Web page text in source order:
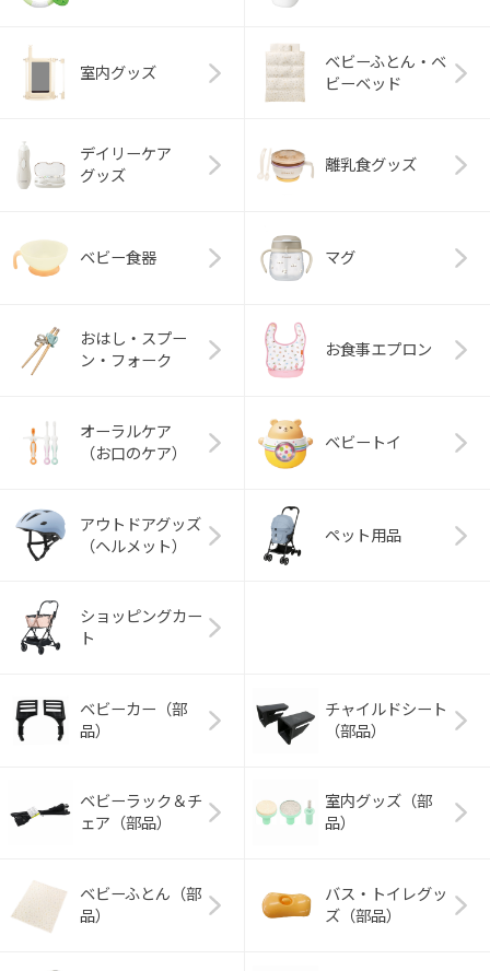
室内グッズ
ベビーふとん・ベ
ビーベッド
デイリーケア
グッズ
離乳食グッズ
ベビー食器 マグ
おはし・スプー
ン・フォーク
お食事エプロン
オーラルケア
（お口のケア）
ベビートイ
アウトドアグッズ
（ヘルメット）
ペット用品
ショッピングカー
ト
ベビーカー（部
品）
チャイルドシート
（部品）
ベビーラック＆チ
ェア（部品）
室内グッズ（部
品）
ベビーふとん（部
品）
バス・トイレグッ
ズ（部品）